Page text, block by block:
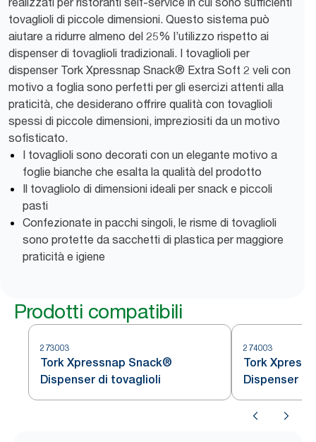
tovaglioli di piccole dimensioni. Questo sistema può
aiutare a ridurre almeno del 25% l’utilizzo rispetto ai
dispenser di tovaglioli tradizionali. I tovaglioli per
dispenser Tork Xpressnap Snack® Extra Soft 2 veli con
motivo a foglia sono perfetti per gli esercizi attenti alla
praticità, che desiderano offrire qualità con tovaglioli
spessi di piccole dimensioni, impreziositi da un motivo
sofisticato.
I tovaglioli sono decorati con un elegante motivo a
foglie bianche che esalta la qualità del prodotto
Il tovagliolo di dimensioni ideali per snack e piccoli
pasti
Confezionate in pacchi singoli, le risme di tovaglioli
sono protette da sacchetti di plastica per maggiore
praticità e igiene
Prodotti compatibili
273003
Tork Xpressnap Snack®
Dispenser di tovaglioli
274003
Tork
Dispenser di